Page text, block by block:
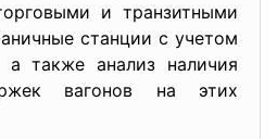
и транзитными
станции с учетом
а также анализ наличия
вагонов на этих